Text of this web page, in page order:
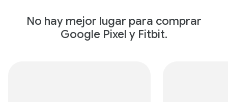
No hay mejor lugar para comprar
Google Pixel y Fitbit.